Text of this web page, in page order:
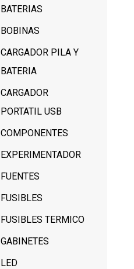
BATERIAS
BOBINAS
CARGADOR PILA Y
BATERIA
CARGADOR
PORTATIL USB
COMPONENTES
EXPERIMENTADOR
FUENTES
FUSIBLES
FUSIBLES TERMICO
GABINETES
LED